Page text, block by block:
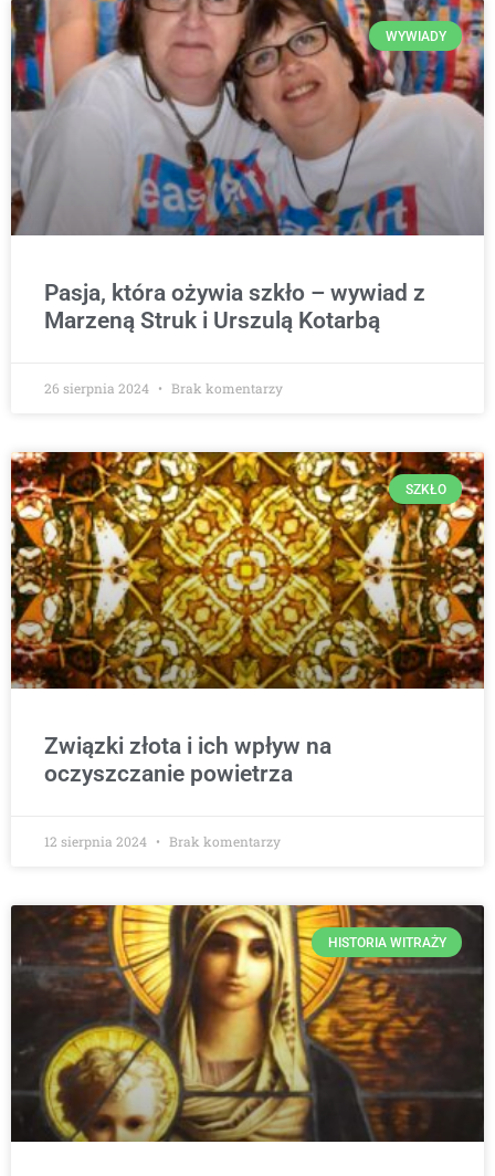
WYWIADY
Pasja, która ożywia szkło – wywiad z
Marzeną Struk i Urszulą Kotarbą
26 sierpnia 2024 Brak komentarzy
SZKŁO
Związki złota i ich wpływ na
oczyszczanie powietrza
12 sierpnia 2024 Brak komentarzy
HISTORIA WITRAŻY